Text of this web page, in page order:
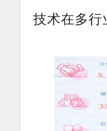
技术在多行